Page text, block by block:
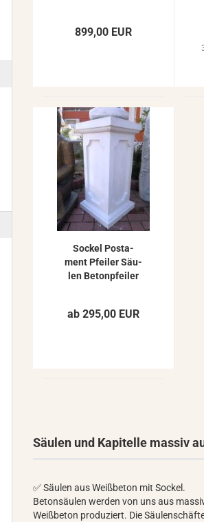
899,00 EUR
So­ckel Pos­ta­
ment Pfei­ler Säu­
len Be­ton­pfei­ler
ab 295,00 EUR
Säulen und Kapitelle massiv
✅ Säulen aus Weißbeton mit Sockel.
Betonsäulen werden von uns aus
Weißbeton produziert. Die